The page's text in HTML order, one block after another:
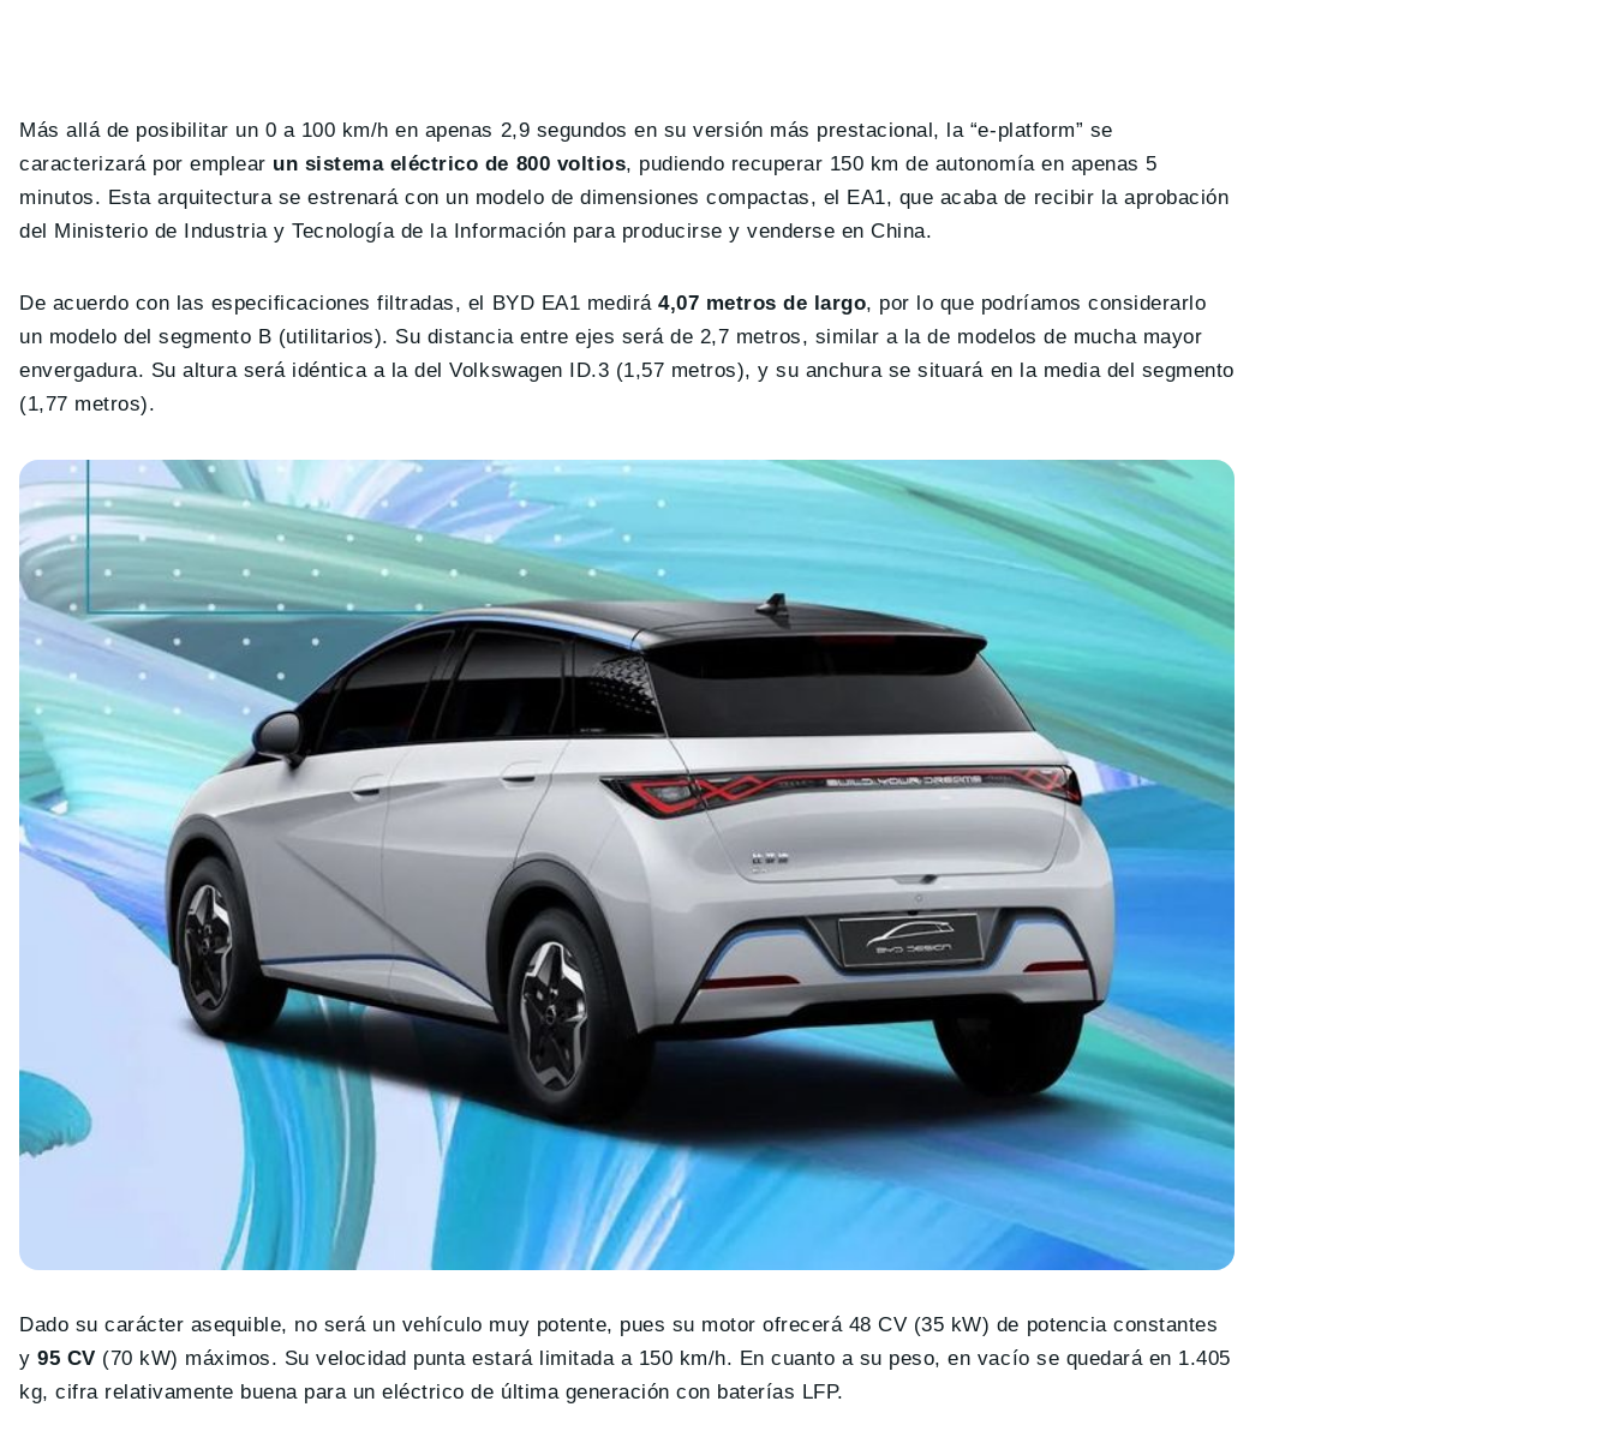
Más allá de posibilitar un 0 a 100 km/h en apenas 2,9 segundos en su versión más prestacional, la “e-platform” se
caracterizará por emplear un sistema eléctrico de 800 voltios, pudiendo recuperar 150 km de autonomía en apenas 5
minutos. Esta arquitectura se estrenará con un modelo de dimensiones compactas, el EA1, que acaba de recibir la aprobación
del Ministerio de Industria y Tecnología de la Información para producirse y venderse en China.
De acuerdo con las especificaciones filtradas, el BYD EA1 medirá4,07 metros de largo, por lo que podríamos considerarlo
un modelo del segmento B (utilitarios). Su distancia entre ejes será de 2,7 metros, similar a la de modelos de mucha mayor
envergadura. Su altura será idéntica a la del Volkswagen ID.3 (1,57 metros), y su anchura se situará en la media del segmento
(1,77 metros).
Dado su carácter asequible, no será un vehículo muy potente, pues su motor ofrecerá 48 CV (35 kW) de potencia constantes
y95 CV (70 kW) máximos. Su velocidad punta estará limitada a 150 km/h. En cuanto a su peso, en vacío se quedará en 1.405
kg, cifra relativamente buena para un eléctrico de última generación con baterías LFP.